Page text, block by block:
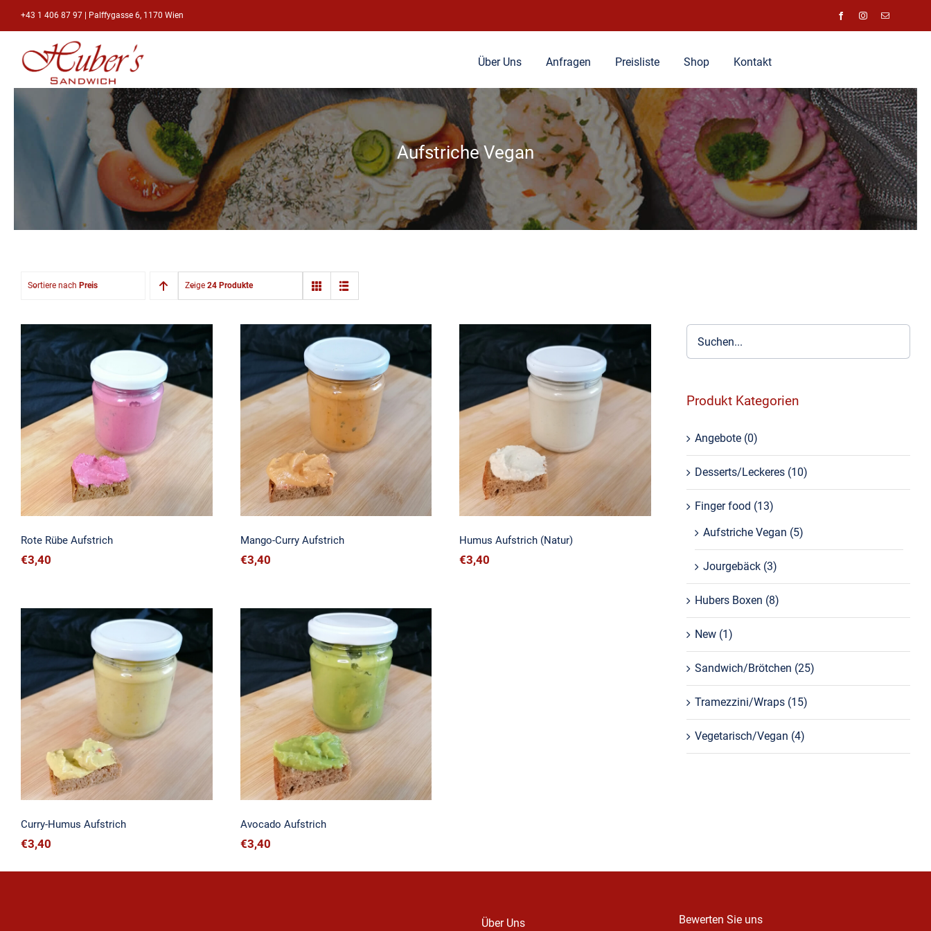
Inhalt
springen
+43 1 406 87 97| Palffygasse 6, 1170 Wien
Über Uns Anfragen Preisliste Shop Kontakt
Aufstriche Vegan
Sortiere nach Preis Zeige 24 Produkte
Rote Rübe Aufstrich
Rote Rübe Aufstrich
€3,40
Mango-Curry Aufstrich
Mango-Curry Aufstrich
€3,40
Humus Aufstrich (Natur)
Humus Aufstrich (Natur)
€3,40
Curry-Humus Aufstrich
Curry-Humus Aufstrich
€3,40
Avocado Aufstrich
Avocado Aufstrich
€3,40
Produkt Kategorien
Angebote (0)
Desserts/Leckeres (10)
Finger food (13)
Aufstriche Vegan (5)
Jourgebäck (3)
Hubers Boxen (8)
New (1)
Sandwich/Brötchen (25)
Tramezzini/Wraps (15)
Vegetarisch/Vegan (4)
Über Uns Bewerten Sie uns